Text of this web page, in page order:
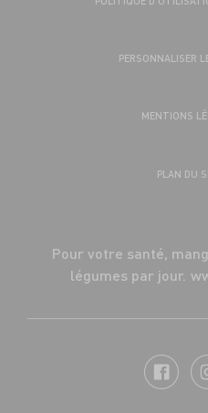
PERSONNALISER
MENTIONS
PLAN DU
Pour votre santé,
légumes par jour.